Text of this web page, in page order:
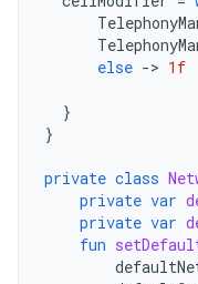
else -> 1f
}
}
private class
private var
private var
fun